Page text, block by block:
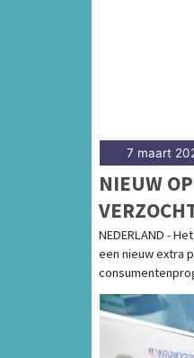
7 maart
NIEUW
NEDERLAND -
een nieuw extra